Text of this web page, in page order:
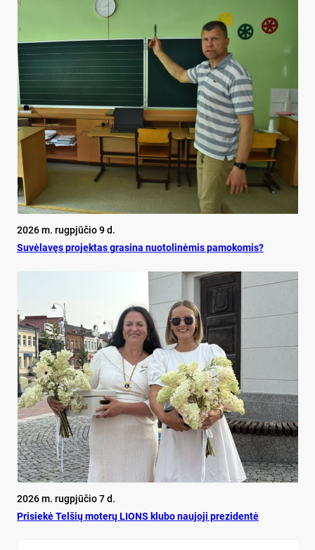
2026 m. rugpjūčio 9 d.
Su­vė­la­vęs pro­jek­tas gra­si­na nuo­to­li­nė­mis pa­mo­ko­mis?
2026 m. rugpjūčio 7 d.
Pri­siekė Tel­šių mo­terų LIONS klu­bo nau­jo­ji pre­zi­dentė